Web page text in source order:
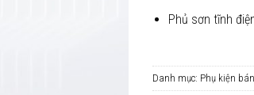
Phủ sơn tĩnh
Danh mục: Phụ kiện